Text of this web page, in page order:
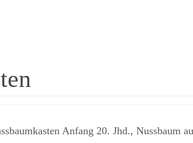
Anfang 20. Jhd., Nussbaum